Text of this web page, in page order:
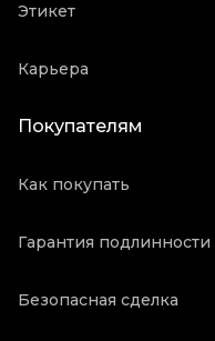
Этикет
Карьера
Покупателям
Как покупать
Гарантия подлинности
Безопасная сделка